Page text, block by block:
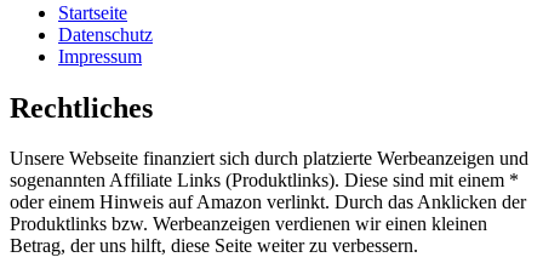
Startseite
Datenschutz
Impressum
Rechtliches
Unsere Webseite finanziert sich durch platzierte Werbeanzeigen und
sogenannten Affiliate Links (Produktlinks). Diese sind mit einem *
oder einem Hinweis auf Amazon verlinkt. Durch das Anklicken der
Produktlinks bzw. Werbeanzeigen verdienen wir einen kleinen
Betrag, der uns hilft, diese Seite weiter zu verbessern.